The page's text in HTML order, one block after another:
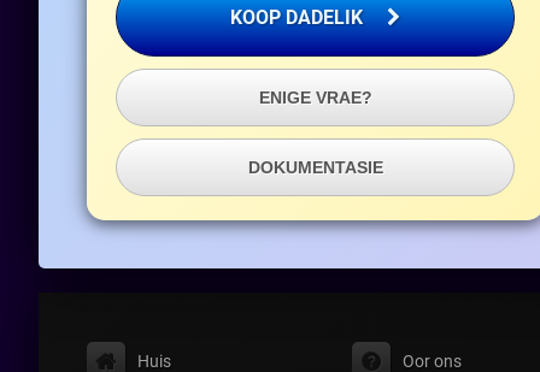
KOOP DADELIK
ENIGE VRAE?
DOKUMENTASIE
Huis Oor ons